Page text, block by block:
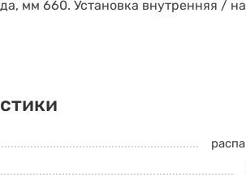
мм 660. Установка внутренняя /